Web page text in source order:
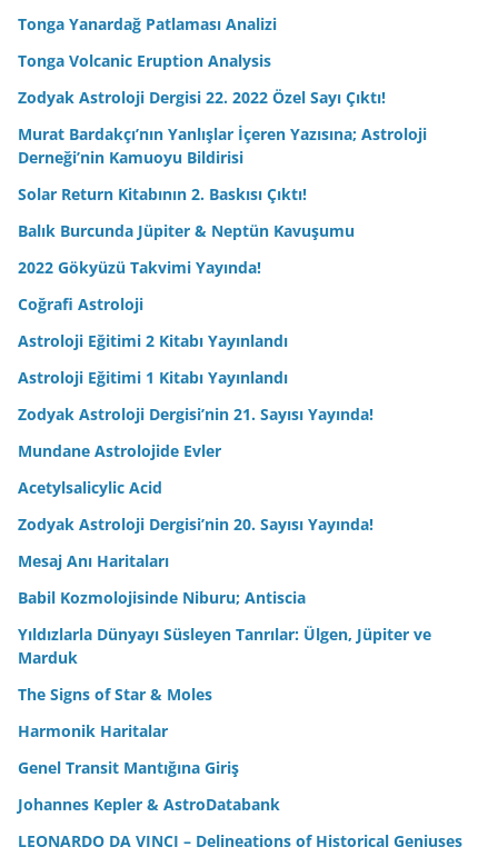
Tonga Yanardağ Patlaması Analizi
Tonga Volcanic Eruption Analysis
Zodyak Astroloji Dergisi 22. 2022 Özel Sayı Çıktı!
Murat Bardakçı’nın Yanlışlar İçeren Yazısına; Astroloji
Derneği’nin Kamuoyu Bildirisi
Solar Return Kitabının 2. Baskısı Çıktı!
Balık Burcunda Jüpiter & Neptün Kavuşumu
2022 Gökyüzü Takvimi Yayında!
Coğrafi Astroloji
Astroloji Eğitimi 2 Kitabı Yayınlandı
Astroloji Eğitimi 1 Kitabı Yayınlandı
Zodyak Astroloji Dergisi’nin 21. Sayısı Yayında!
Mundane Astrolojide Evler
Acetylsalicylic Acid
Zodyak Astroloji Dergisi’nin 20. Sayısı Yayında!
Mesaj Anı Haritaları
Babil Kozmolojisinde Niburu; Antiscia
Yıldızlarla Dünyayı Süsleyen Tanrılar: Ülgen, Jüpiter ve
Marduk
The Signs of Star & Moles
Harmonik Haritalar
Genel Transit Mantığına Giriş
Johannes Kepler & AstroDatabank
LEONARDO DA VINCI – Delineations of Historical Geniuses